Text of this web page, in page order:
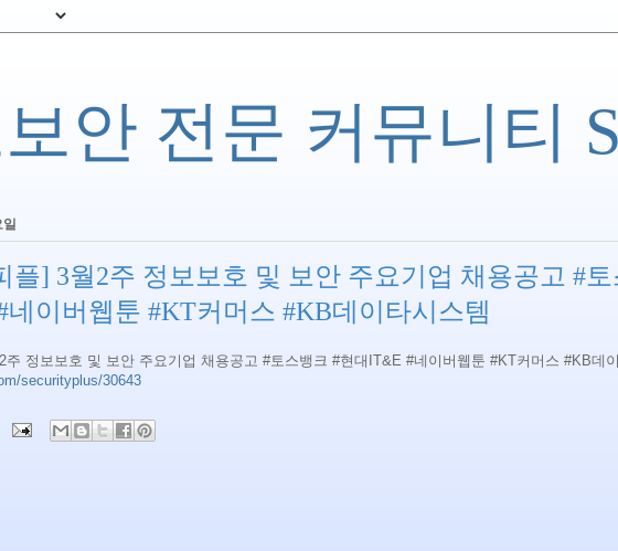
안 전문 커뮤니티
플] 3월2주 정보보호 및 보안 주요기업 채용공고 #
네이버웹툰 #KT커머스 #KB데이타시스템
주 정보보호 및 보안 주요기업 채용공고 #토스뱅크 #현대IT&E #네이버웹툰 #KT커머스 #KB데
securityplus/30643